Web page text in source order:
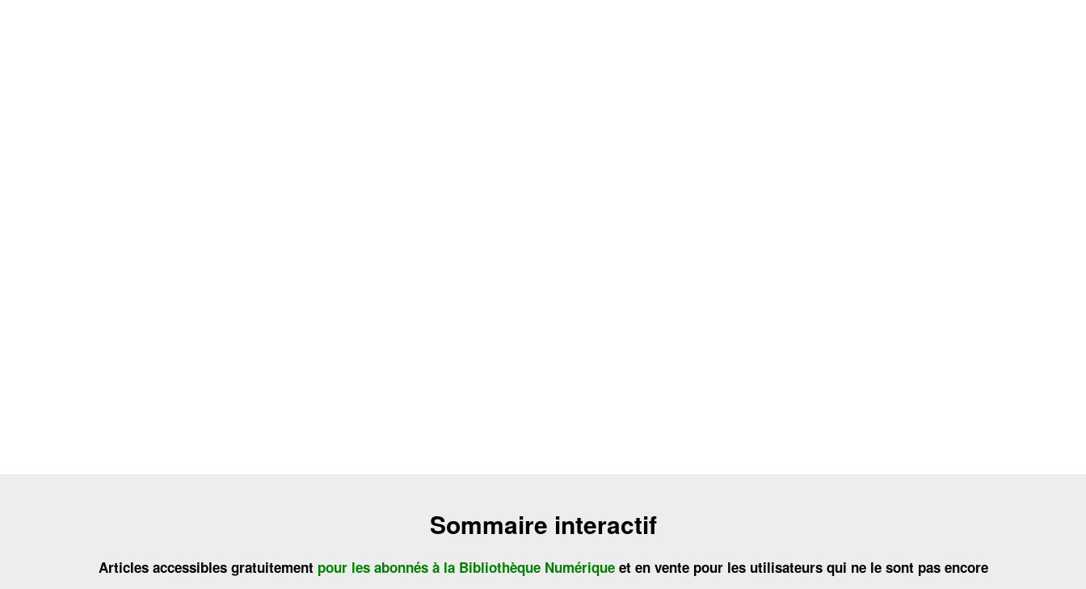
Sommaire interactif
Articles accessibles gratuitement pour les abonnés à la Bibliothèque Numérique et en vente pour les utilisateurs qui ne le sont pas encore